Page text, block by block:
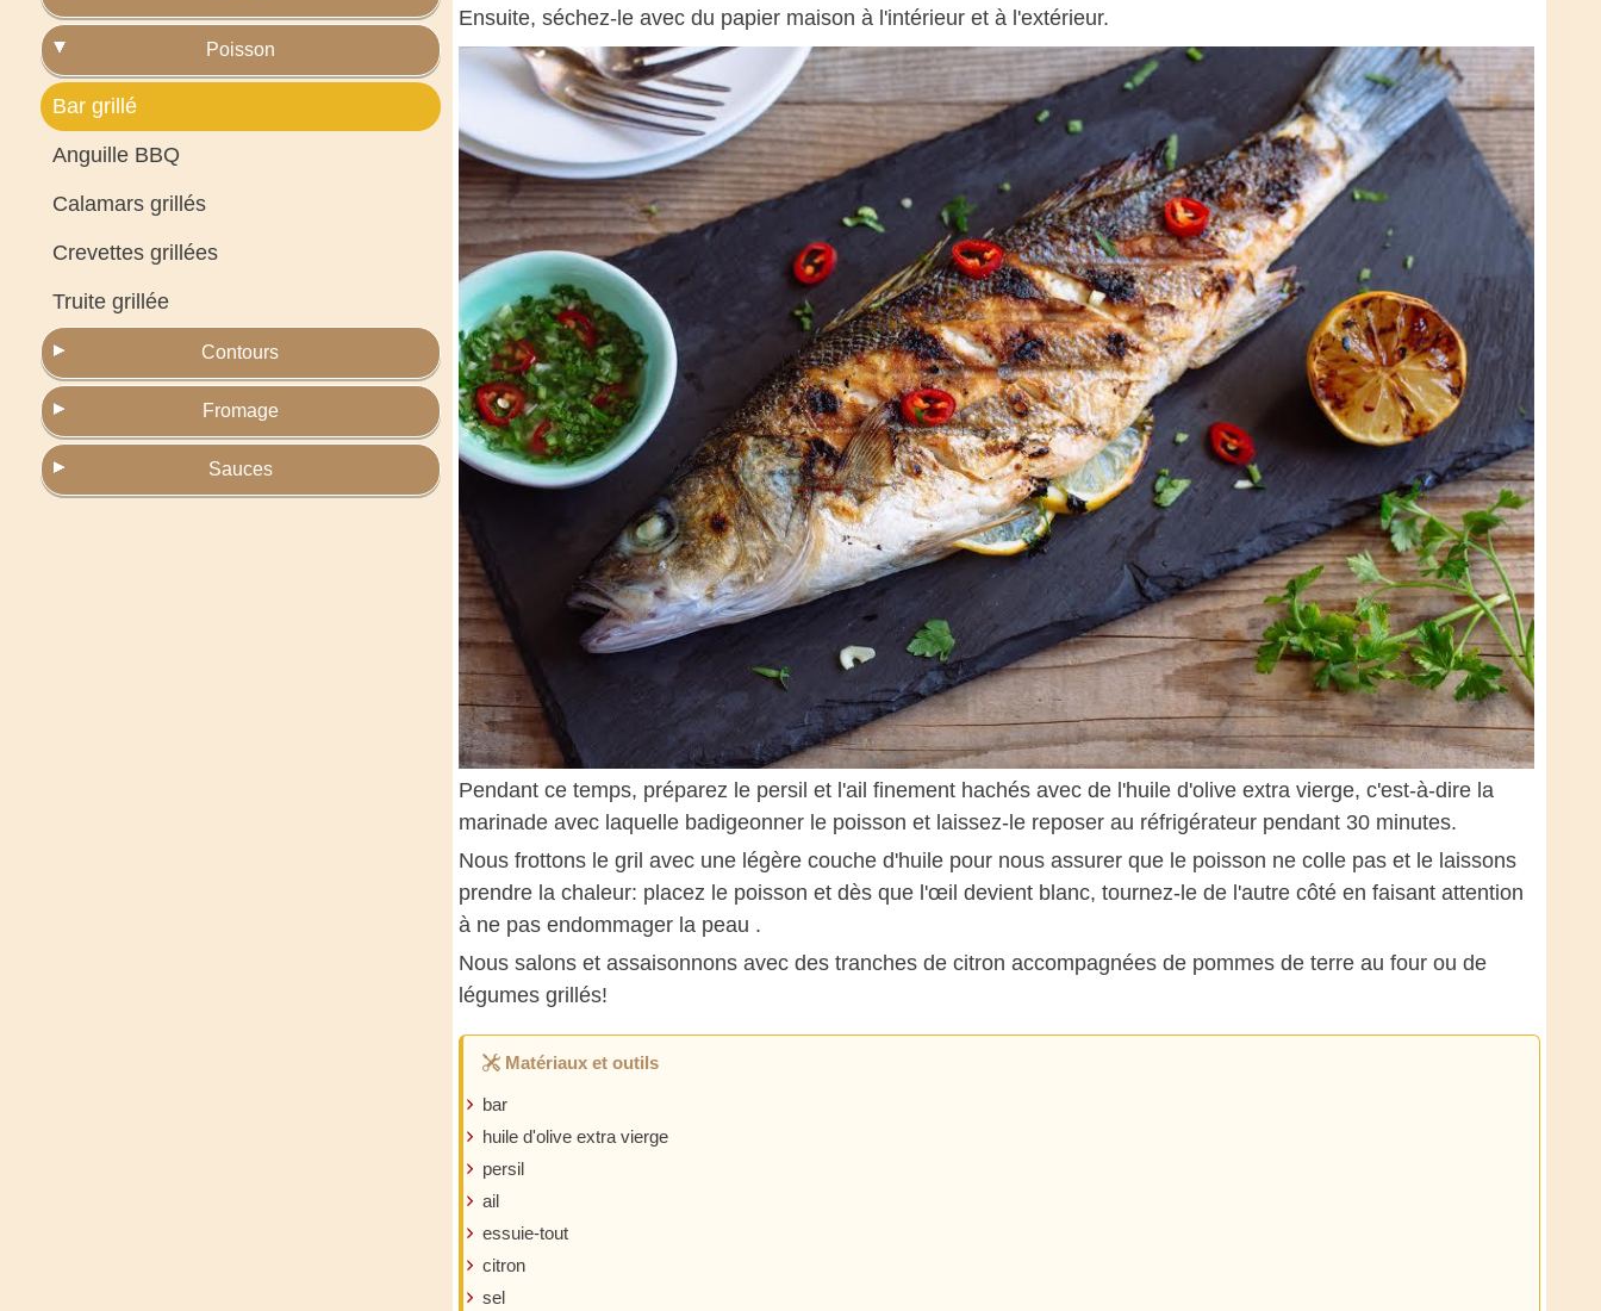
Poisson
Bar grillé
Anguille BBQ
Calamars grillés
Crevettes grillées
Truite grillée
Contours
Fromage
Sauces
Ensuite, séchez-le avec du papier maison à l'intérieur et à l'extérieur.
Pendant ce temps, préparez le persil et l'ail finement hachés avec de l'huile d'olive extra vierge, c'est-à-dire la
marinade avec laquelle badigeonner le poisson et laissez-le reposer au réfrigérateur pendant 30 minutes.
Nous frottons le gril avec une légère couche d'huile pour nous assurer que le poisson ne colle pas et le laissons
prendre la chaleur: placez le poisson et dès que l'œil devient blanc, tournez-le de l'autre côté en faisant attention
à ne pas endommager la peau .
Nous salons et assaisonnons avec des tranches de citron accompagnées de pommes de terre au four ou de
légumes grillés!
Matériaux et outils
bar
huile d'olive extra vierge
persil
ail
essuie-tout
citron
sel